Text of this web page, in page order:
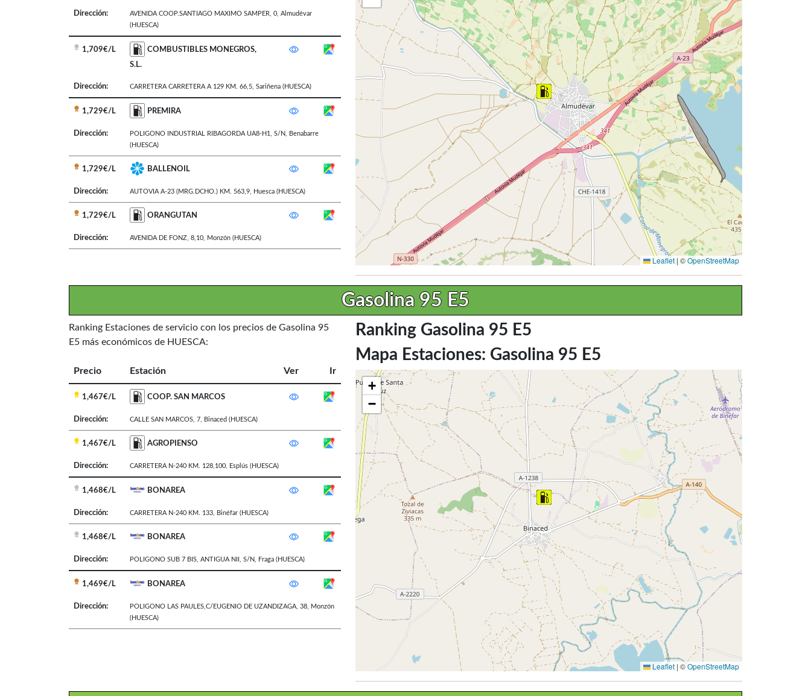
Dirección: AVENIDA COOP.SANTIAGO MAXIMO SAMPER, 0 Almudévar
(HUESCA)
1,709€/L
COMBUSTIBLES MONEGROS,
S.L.
Dirección: CARRETERA CARRETERA A 129 KM. 66,5 Sariñena (HUESCA)
1,729€/L PREMIRA
Dirección: POLIGONO INDUSTRIAL RIBAGORDA UA8-H1, S/N
Benabarre
(HUESCA)
1,729€/L BALLENOIL
Dirección: AUTOVIA A-23 (MRG.DCHO.) KM. 563,9 Huesca (HUESCA)
1,729€/L ORANGUTAN
Dirección: AVENIDA DE FONZ, 8,10 Monzón (HUESCA)
Leaflet | ©OpenStreetMap
Gasolina 95 E5
Ranking Estaciones de servicio con los precios de Gasolina 95
E5 más económicos de HUESCA:
Precio Estación Ver Ir
1,467€/L COOP. SAN MARCOS
Dirección: CALLE SAN MARCOS, 7 Binaced (HUESCA)
1,467€/L AGROPIENSO
Dirección: CARRETERA N-240 KM. 128,100 Esplús (HUESCA)
1,468€/L BONAREA
Dirección: CARRETERA N-240 KM. 133 Binéfar (HUESCA)
1,468€/L BONAREA
Dirección: POLIGONO SUB 7 BIS, ANTIGUA NII, S/N Fraga (HUESCA)
1,469€/L BONAREA
Dirección: POLIGONO LAS PAULES,C/EUGENIO DE UZANDIZAGA, 38
Monzón
(HUESCA)
Ranking Gasolina 95 E5
Mapa Estaciones: Gasolina 95 E5
+
−
Leaflet | ©OpenStreetMap